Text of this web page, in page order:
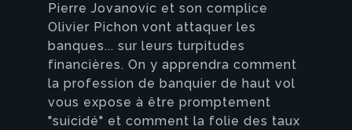
Pierre Jovanovic et son complice
Olivier Pichon vont attaquer les
banques... sur leurs turpitudes
financières. On y apprendra comment
la profession de banquier de haut vol
vous expose à être promptement
"suicidé" et comment la folie des taux